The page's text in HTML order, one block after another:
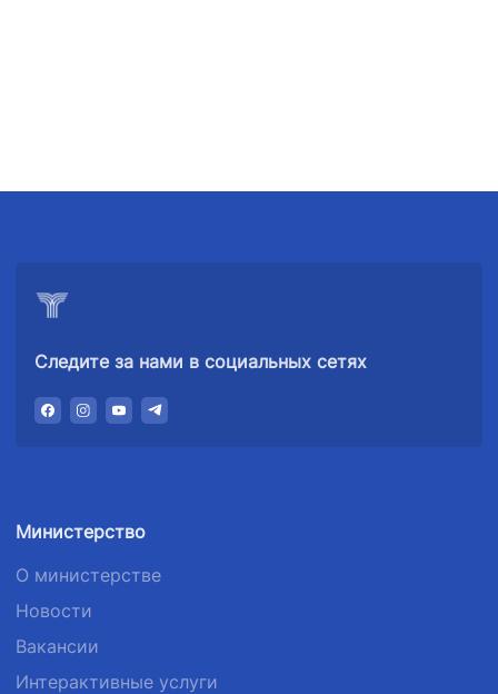
+998 (71) 207-
+998 (71) 207-
Следите за нами в социальных сетях
Министерство
О министерстве
Новости
Вакансии
Интерактивные услуги